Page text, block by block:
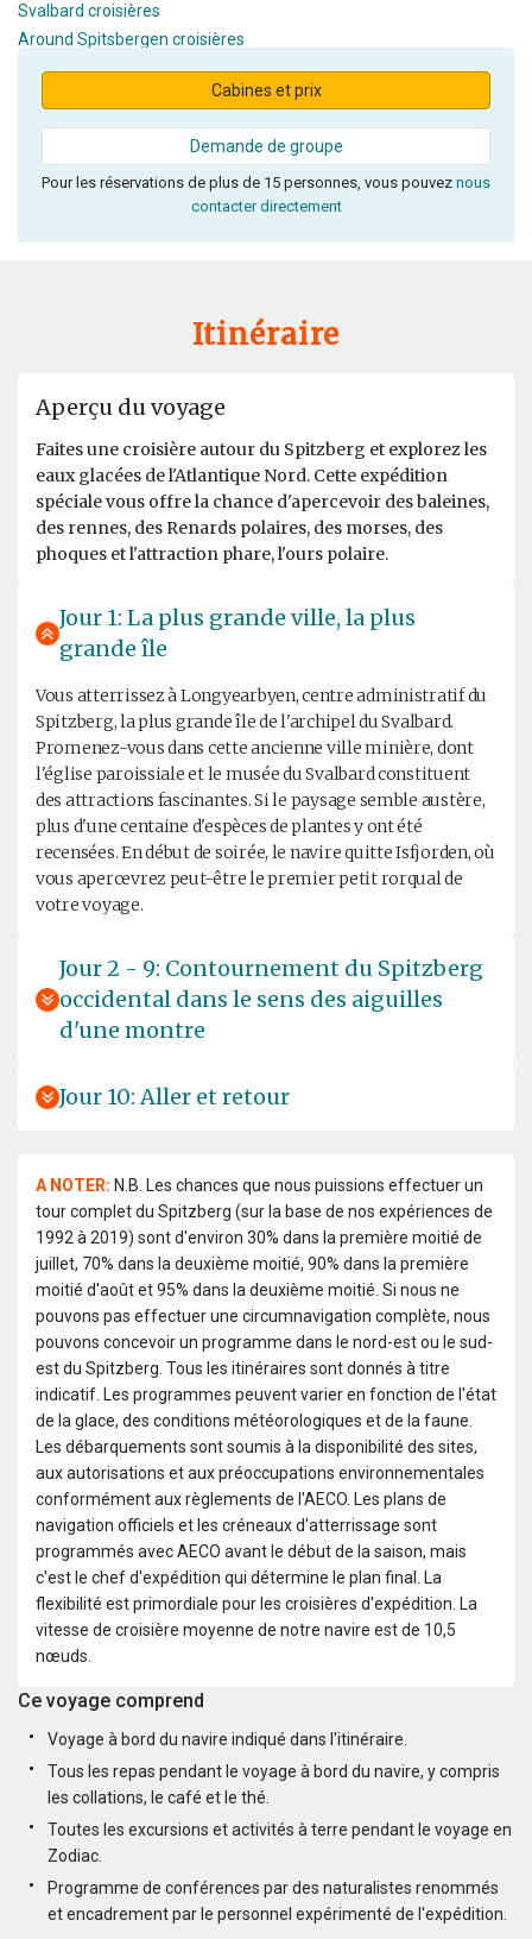
Svalbard croisières
Around Spitsbergen croisières
Cabines et prix
Demande de groupe
Pour les réservations de plus de 15 personnes, vous pouvez nous
contacter directement
Itinéraire
Aperçu du voyage
Faites une croisière autour du Spitzberg et explorez les
eaux glacées de l'Atlantique Nord. Cette expédition
spéciale vous offre la chance d'apercevoir des baleines,
des rennes, des Renards polaires, des morses, des
phoques et l'attraction phare, l'ours polaire.
Jour 1: La plus grande ville, la plus
grande île
Vous atterrissez à Longyearbyen, centre administratif du
Spitzberg, la plus grande île de l'archipel du Svalbard.
Promenez-vous dans cette ancienne ville minière, dont
l'église paroissiale et le musée du Svalbard constituent
des attractions fascinantes. Si le paysage semble austère,
plus d'une centaine d'espèces de plantes y ont été
recensées. En début de soirée, le navire quitte Isfjorden, où
vous apercevrez peut-être le premier petit rorqual de
votre voyage.
Jour 2 - 9: Contournement du Spitzberg
occidental dans le sens des aiguilles
d'une montre
Jour 10: Aller et retour
A NOTER: N.B. Les chances que nous puissions effectuer un
tour complet du Spitzberg (sur la base de nos expériences de
1992 à 2019) sont d'environ 30% dans la première moitié de
juillet, 70% dans la deuxième moitié, 90% dans la première
moitié d'août et 95% dans la deuxième moitié. Si nous ne
pouvons pas effectuer une circumnavigation complète, nous
pouvons concevoir un programme dans le nord-est ou le sud-
est du Spitzberg. Tous les itinéraires sont donnés à titre
indicatif. Les programmes peuvent varier en fonction de l'état
de la glace, des conditions météorologiques et de la faune.
Les débarquements sont soumis à la disponibilité des sites,
aux autorisations et aux préoccupations environnementales
conformément aux règlements de l'AECO. Les plans de
navigation officiels et les créneaux d'atterrissage sont
programmés avec AECO avant le début de la saison, mais
c'est le chef d'expédition qui détermine le plan final. La
flexibilité est primordiale pour les croisières d'expédition. La
vitesse de croisière moyenne de notre navire est de 10,5
nœuds.
Ce voyage comprend
Voyage à bord du navire indiqué dans l'itinéraire.
Tous les repas pendant le voyage à bord du navire, y compris
les collations, le café et le thé.
Toutes les excursions et activités à terre pendant le voyage en
Zodiac.
Programme de conférences par des naturalistes renommés
et encadrement par le personnel expérimenté de l'expédition.